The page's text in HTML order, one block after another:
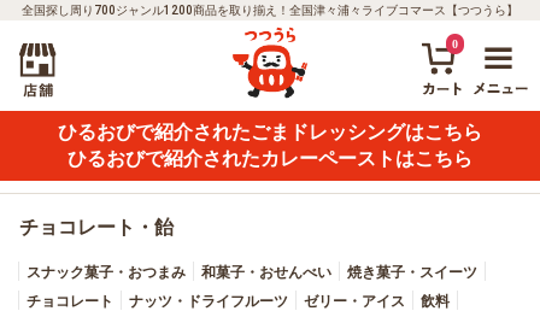
全国探し周り700ジャンル1200商品を取り揃え！全国津々浦々ライブコマース【つつうら】
0
ひるおびで紹介されたごまドレッシングはこちら
ひるおびで紹介されたカレーペーストはこちら
チョコレート・飴
スナック菓子・おつまみ 和菓子・おせんべい
焼き菓子・スイーツ
チョコレート
ナッツ・ドライフルーツ ゼリー・アイス 飲料